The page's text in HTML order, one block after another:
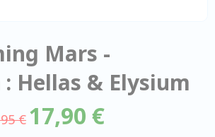
Mars -
Hellas & Elysium
€ 17,90 €